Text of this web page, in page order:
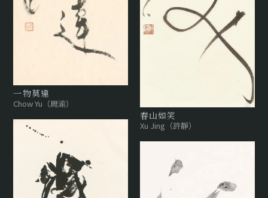
⼀物莫違
Chow Yu（周渝）
春山如笑
Xu Jing（許靜）